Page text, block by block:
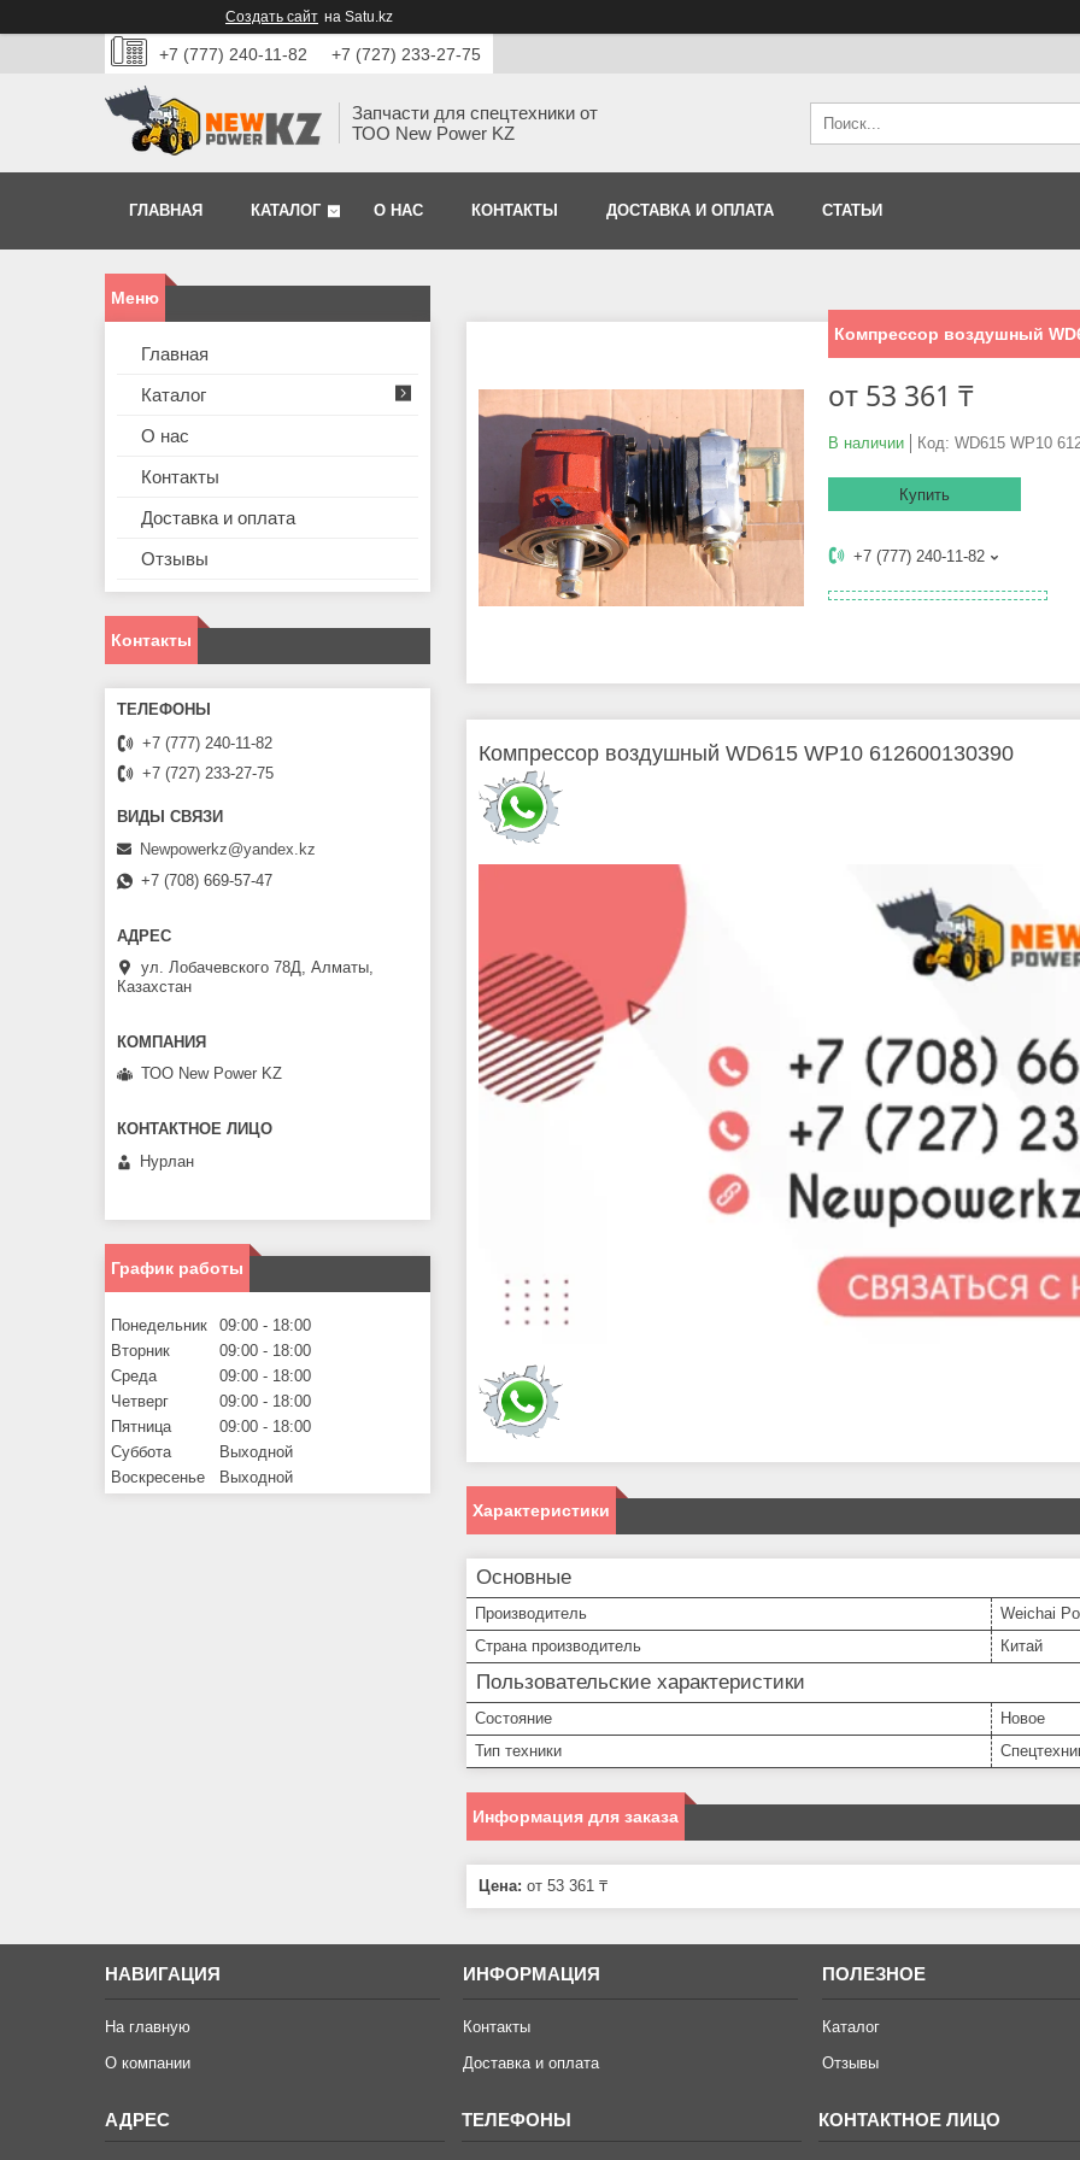
Создать сайт на Satu.kz
+7 (777) 240-11-82 +7 (727) 233-27-75
Запчасти для спецтехники от
ТОО New Power KZ
ГЛАВНАЯ КАТАЛОГ О НАС КОНТАКТЫ ДОСТАВКА И ОПЛАТА СТАТЬИ
Компрессор воздушный
от 53 361 ₸
В наличии Код: WD615 WP10
Купить
+7 (777) 240-11-82
Компрессор воздушный WD615 WP10 612600130390
Характеристики
Основные
Производитель
Weichai
Страна производитель
Китай
Пользовательские характеристики
Состояние
Новое
Тип техники
Информация для заказа
Цена: от 53 361 ₸
Главная
Каталог
О нас
Контакты
Доставка и оплата
Отзывы
Контакты
+7 (777) 240-11-82
+7 (727) 233-27-75
Newpowerkz@yandex.kz
+7 (708) 669-57-47
ул. Лобачевского 78Д, Алматы,
Казахстан
ТОО New Power KZ
Нурлан
График работы
Понедельник 09:00
18:00
Вторник
09:00
18:00
Среда
09:00
18:00
Четверг
09:00
18:00
Пятница
09:00
18:00
Суббота
Выходной
Воскресенье
Выходной
НАВИГАЦИЯ
На главную
О компании
ИНФОРМАЦИЯ
Контакты
Доставка и оплата
ПОЛЕЗНОЕ
Каталог
Отзывы